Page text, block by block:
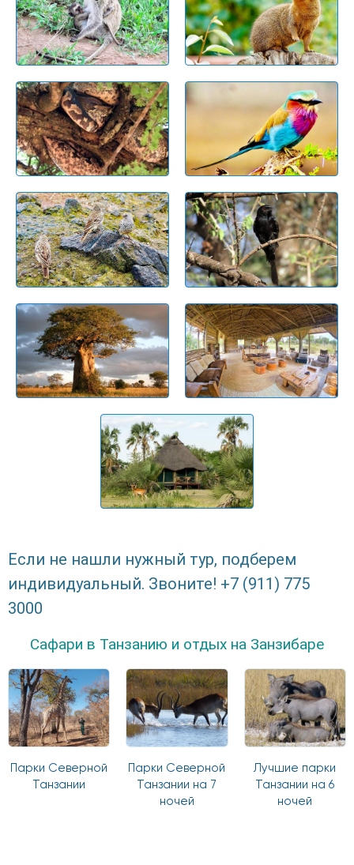
Если не нашли нужный тур, подберем
индивидуальный. Звоните! +7 (911) 775
3000
Сафари в Танзанию и отдых на Занзибаре
Парки Северной
Танзании
Парки Северной
Танзании на 7
ночей
Лучшие парки
Танзании на 6
ночей